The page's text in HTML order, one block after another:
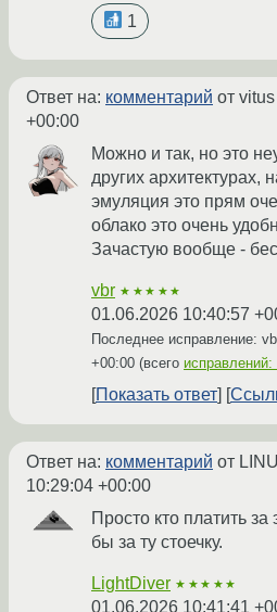
1
Ответ на: комментарий от vitus
+00:00
Можно и так, но это
других архитектурах,
эмуляция это прям
облако это очень
Зачастую вообще -
vbr ★★★★★
01.06.2026 10:40:57
Последнее исправление:
+00:00 (всего исправлений:
Показать ответ
Ответ на: комментарий от
10:29:04 +00:00
Просто кто платить за
бы за ту стоечку.
LightDiver ★★★★★
01.06.2026 10:41:41